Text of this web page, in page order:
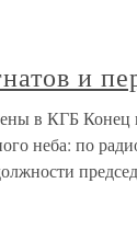
и
в КГБ Конец
неба: по